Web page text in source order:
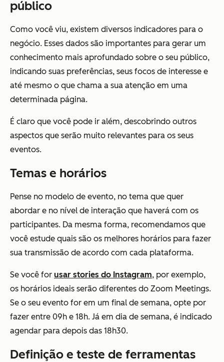
público
Como você viu, existem diversos indicadores para o
negócio. Esses dados são importantes para gerar um
conhecimento mais aprofundado sobre o seu público,
indicando suas preferências, seus focos de interesse e
até mesmo o que chama a sua atenção em uma
determinada página.
É claro que você pode ir além, descobrindo outros
aspectos que serão muito relevantes para os seus
eventos.
Temas e horários
Pense no modelo de evento, no tema que quer
abordar e no nível de interação que haverá com os
participantes. Da mesma forma, recomendamos que
você estude quais são os melhores horários para fazer
sua transmissão de acordo com cada plataforma.
Se você for usar stories do Instagram, por exemplo,
os horários ideais serão diferentes do Zoom Meetings.
Se o seu evento for em um final de semana, opte por
fazer entre 09h e 18h. Já em dia de semana, é indicado
agendar para depois das 18h30.
Definição e teste de ferramentas